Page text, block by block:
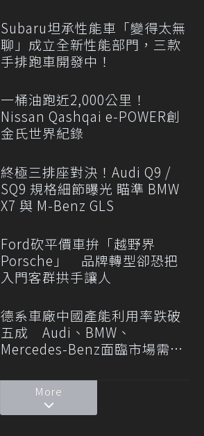
Subaru坦承性能車「變得太無
聊」成立全新性能部門，三款
手排跑車開發中！
一桶油跑近2,000公里！
Nissan Qashqai e-POWER創
金氏世界紀錄
終極三排座對決！Audi Q9 /
SQ9 規格細節曝光 瞄準 BMW
X7 與 M-Benz GLS
Ford砍平價車拚「越野界
Porsche」 品牌轉型卻恐把
入門客群拱手讓人
德系車廠中國產能利用率跌破
五成 Audi、BMW、
Mercedes-Benz面臨市場需求
More